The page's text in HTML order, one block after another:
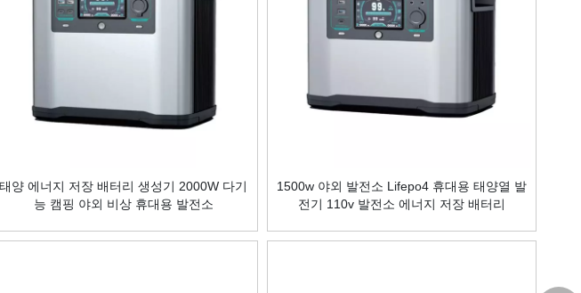
태양 에너지 저장 배터리 생성기 2000W 다기
능 캠핑 야외 비상 휴대용 발전소
1500w 야외 발전소 Lifepo4 휴대용 태양열 발
전기 110v 발전소 에너지 저장 배터리